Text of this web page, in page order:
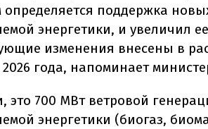
поддержка
энергетики, и увеличил
изменения внесены в
2026 года, напоминает
это 700 МВт ветровой
энергетики (биогаз,